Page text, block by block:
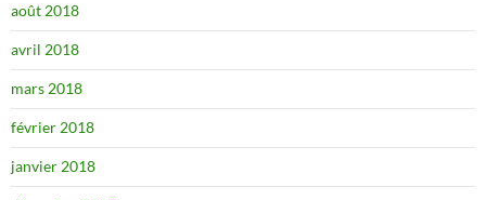
août 2018
avril 2018
mars 2018
février 2018
janvier 2018